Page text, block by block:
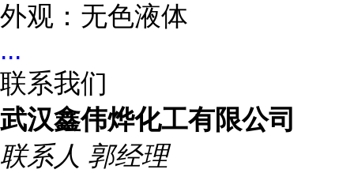
外观：无色液体
...
联系我们
武汉鑫伟烨化工有限公司
联系人 郭经理